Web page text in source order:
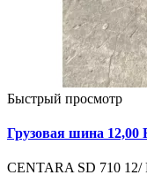
Быстрый просмотр
Грузовая шина 12,00
CENTARA SD 710